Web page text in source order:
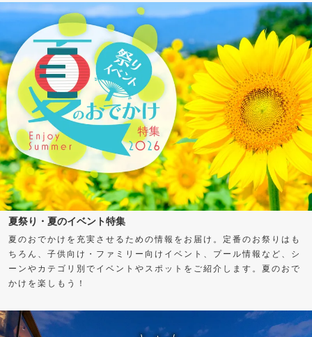
夏祭り・夏のイベント特集
夏のおでかけを充実させるための情報をお届け。定番のお祭りはも
ちろん、子供向け・ファミリー向けイベント、プール情報など、シ
ーンやカテゴリ別でイベントやスポットをご紹介します。夏のおで
かけを楽しもう！